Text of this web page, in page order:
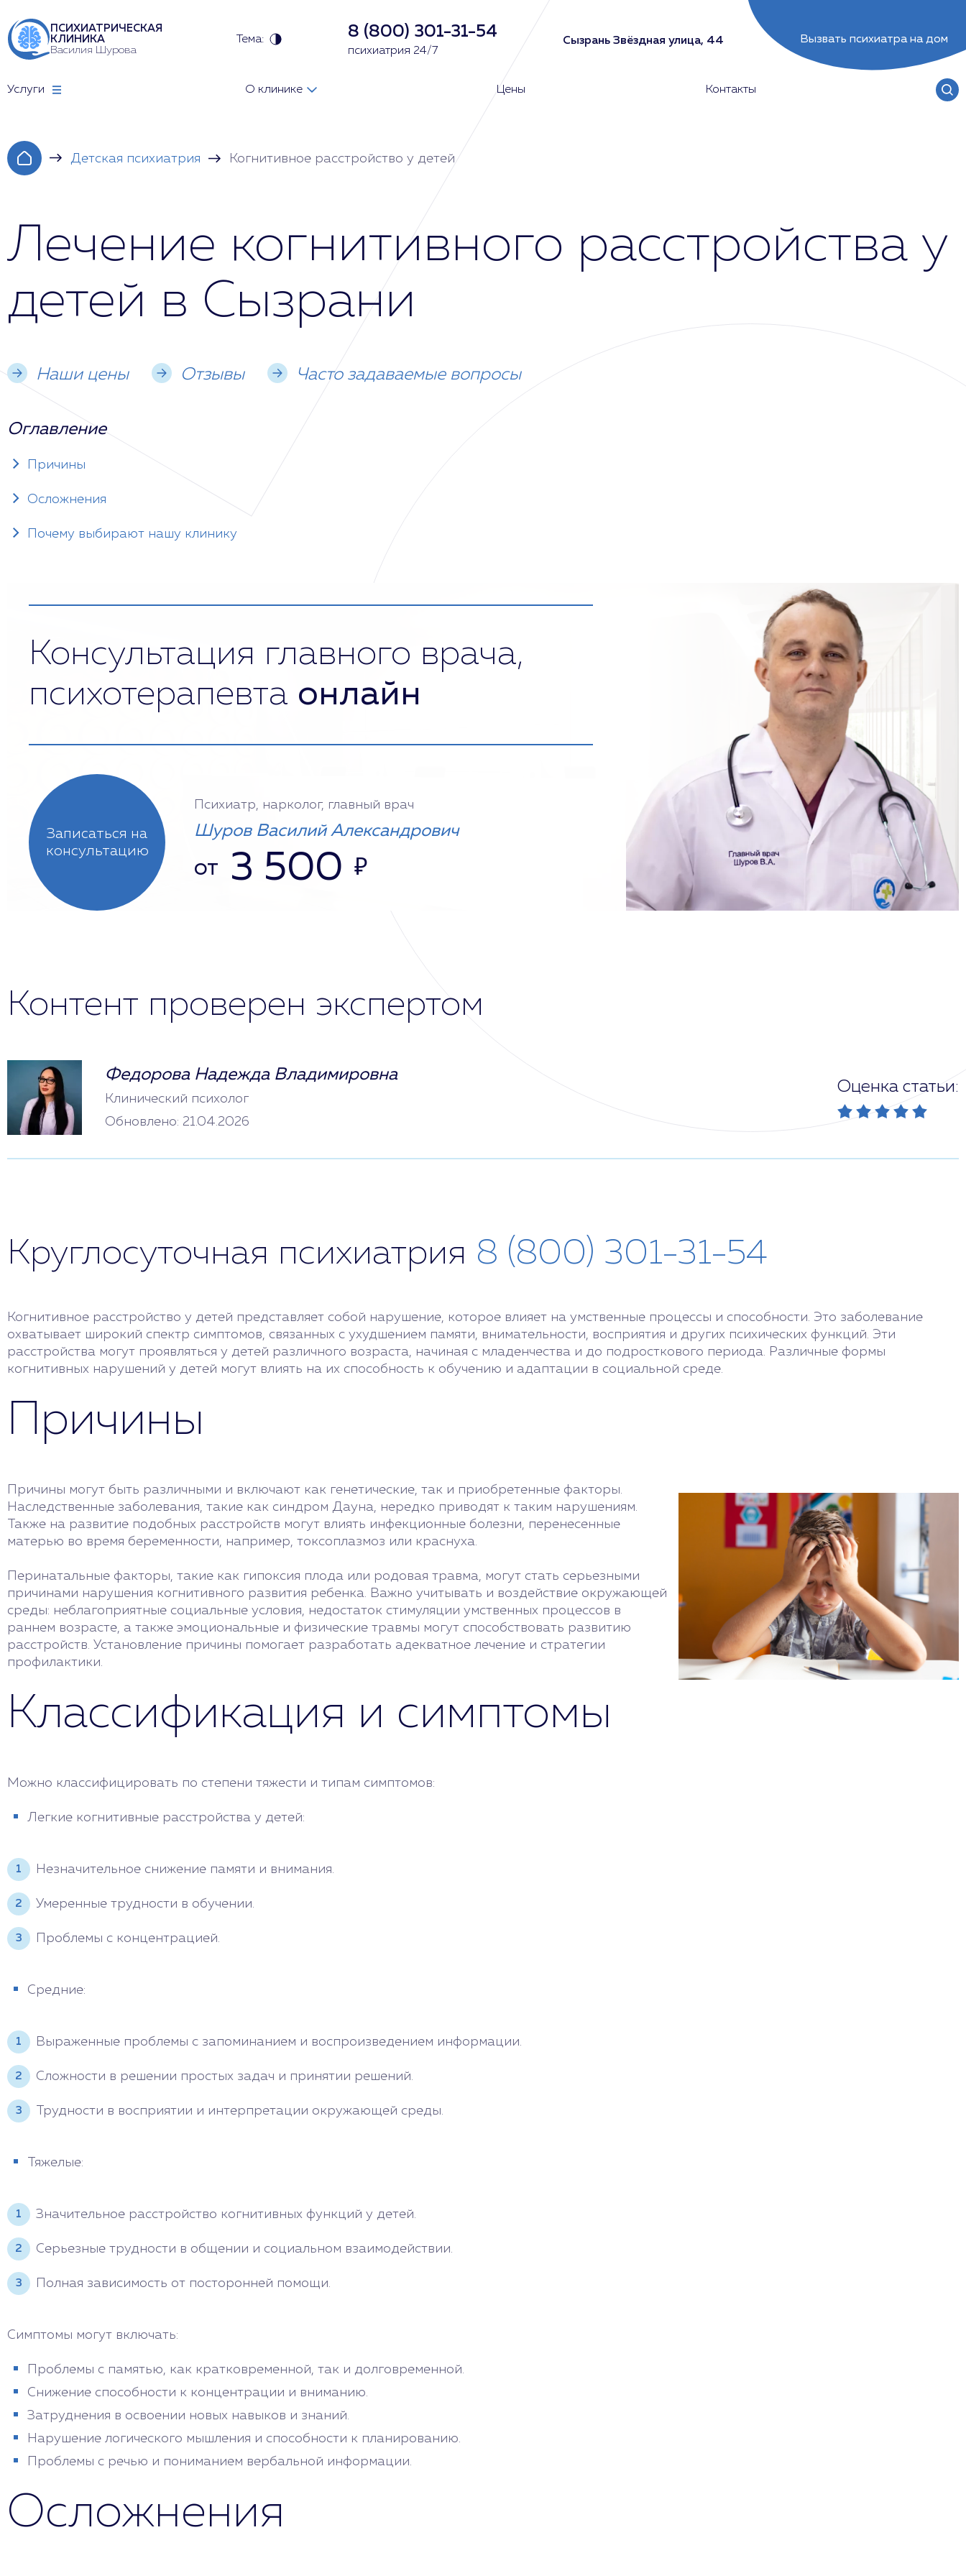
ПСИХИАТРИЧЕСКАЯ
КЛИНИКА
Василия Шурова
Тема: 8 (800) 301-31-54
психиатрия 24/7
Сызрань Звёздная улица, 44 Вызвать психиатра на дом
Услуги О клинике Цены Контакты
Детская психиатрия Когнитивное расстройство у детей
Лечение когнитивного расстройства у
детей в Сызрани
Наши цены Отзывы Часто задаваемые вопросы
Оглавление
Причины
Осложнения
Почему выбирают нашу клинику
Консультация главного врача,
психотерапевта онлайн
Записаться на
консультацию
Психиатр, нарколог, главный врач
Шуров Василий Александрович
от 3 500 ₽
Контент проверен экспертом
Федорова Надежда Владимировна
Клинический психолог
Обновлено: 21.04.2026
Оценка статьи:
Круглосуточная психиатрия 8 (800) 301-31-54
Когнитивное расстройство у детей представляет собой нарушение, которое влияет на умственные процессы и способности. Это заболевание
охватывает широкий спектр симптомов, связанных с ухудшением памяти, внимательности, восприятия и других психических функций. Эти
расстройства могут проявляться у детей различного возраста, начиная с младенчества и до подросткового периода. Различные формы
когнитивных нарушений у детей могут влиять на их способность к обучению и адаптации в социальной среде.
Причины
Причины могут быть различными и включают как генетические, так и приобретенные факторы.
Наследственные заболевания, такие как синдром Дауна, нередко приводят к таким нарушениям.
Также на развитие подобных расстройств могут влиять инфекционные болезни, перенесенные
матерью во время беременности, например, токсоплазмоз или краснуха.
Перинатальные факторы, такие как гипоксия плода или родовая травма, могут стать серьезными
причинами нарушения когнитивного развития ребенка. Важно учитывать и воздействие окружающей
среды: неблагоприятные социальные условия, недостаток стимуляции умственных процессов в
раннем возрасте, а также эмоциональные и физические травмы могут способствовать развитию
расстройств. Установление причины помогает разработать адекватное лечение и стратегии
профилактики.
Классификация и симптомы
Можно классифицировать по степени тяжести и типам симптомов:
Легкие когнитивные расстройства у детей:
Незначительное снижение памяти и внимания.
Умеренные трудности в обучении.
Проблемы с концентрацией.
Средние:
Выраженные проблемы с запоминанием и воспроизведением информации.
Сложности в решении простых задач и принятии решений.
Трудности в восприятии и интерпретации окружающей среды.
Тяжелые:
Значительное расстройство когнитивных функций у детей.
Серьезные трудности в общении и социальном взаимодействии.
Полная зависимость от посторонней помощи.
Симптомы могут включать:
Проблемы с памятью, как кратковременной, так и долговременной.
Снижение способности к концентрации и вниманию.
Затруднения в освоении новых навыков и знаний.
Нарушение логического мышления и способности к планированию.
Проблемы с речью и пониманием вербальной информации.
Осложнения